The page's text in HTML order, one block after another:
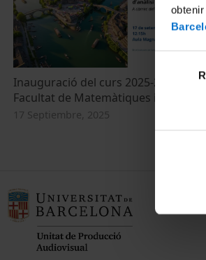
Inauguració del curs 2025-2026 de la
Facultat de Matemàtiques i
17 Septiembre, 2025